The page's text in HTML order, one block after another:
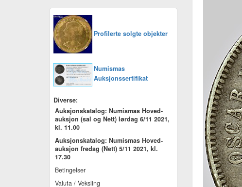
Profilerte solgte objekter
Numismas
Auksjonssertifikat
Diverse:
Auksjonskatalog: Numismas Hoved-
auksjon (sal og Nett) lørdag 6/11 2021,
kl. 11.00
Auksjonskatalog: Numismas Hoved-
auksjon fredag (Nett) 5/11 2021, kl.
17.30
Betingelser
Valuta / Veksling